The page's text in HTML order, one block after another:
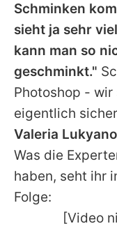
Schminken
sieht ja sehr
kann man so
geschminkt."
Photoshop -
eigentlich
Valeria
Was die
haben, seht ihr
Folge:
[Video